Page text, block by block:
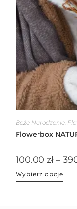
Boże Narodzenie
Flowerbox
100.00zł –
Wybierz opcje